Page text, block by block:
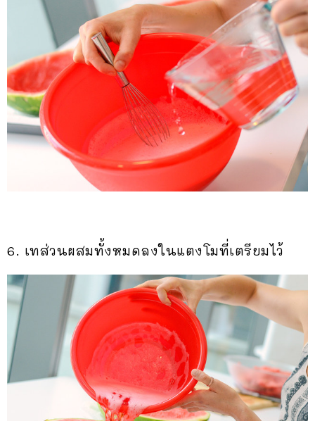
6. เทส่วนผสมทั้งหมดลงในแตงโมที่เตรียมไว้